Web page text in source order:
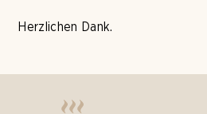
Herzlichen Dank.